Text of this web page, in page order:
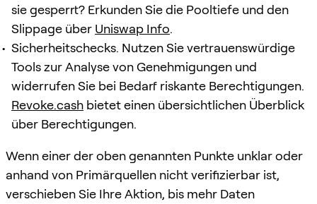
sie gesperrt? Erkunden Sie die Pooltiefe und den
Slippage über Uniswap Info.
Sicherheitschecks. Nutzen Sie vertrauenswürdige
Tools zur Analyse von Genehmigungen und
widerrufen Sie bei Bedarf riskante Berechtigungen.
Revoke.cash bietet einen übersichtlichen Überblick
über Berechtigungen.
Wenn einer der oben genannten Punkte unklar oder
anhand von Primärquellen nicht verifizierbar ist,
verschieben Sie Ihre Aktion, bis mehr Daten